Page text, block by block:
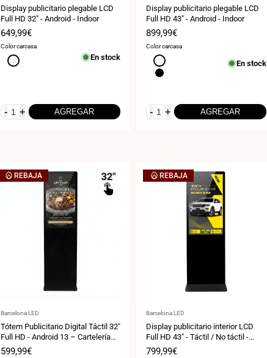
Display publicitario plegable LCD
Full HD 32" - Android - Indoor
Precio
de
venta
649,99€
Color carcasa
Blanco En stock
- + AGREGAR
Display publicitario plegable LCD
Full HD 43" - Android - Indoor
Precio
de
venta
899,99€
Color carcasa
Blanco
Negro
En stock
- + AGREGAR
REBAJA
Proveedor:
Barcelona LED
Tótem Publicitario Digital Táctil 32"
Full HD - Android 13 – Cartelería
Vertical para Interior
Precio
599,99€
REBAJA
Proveedor:
Barcelona LED
Display publicitario interior LCD
Full HD 43" - Táctil / No táctil -
Android
Precio
799,99€